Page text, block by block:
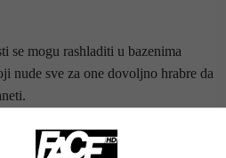
se mogu rashladiti u bazenima
nude sve za one dovoljno hrabre da
-